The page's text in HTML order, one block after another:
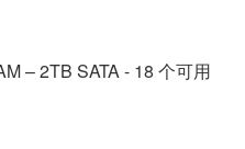
– 2TB SATA - 18 个可用